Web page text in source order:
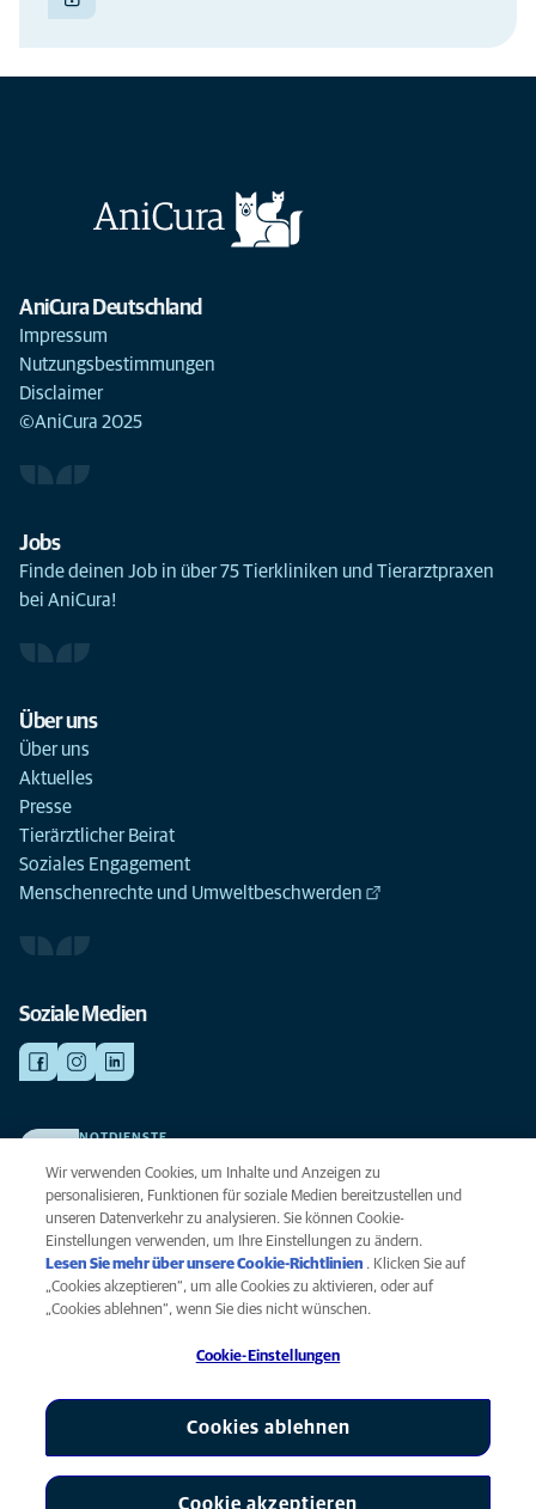
AniCura Deutschland
Impressum
Nutzungsbestimmungen
Disclaimer
©AniCura 2025
Jobs
Finde deinen Job in über 75 Tierkliniken und Tierarztpraxen
bei AniCura!
Über uns
Über uns
Aktuelles
Presse
Tierärztlicher Beirat
Soziales Engagement
Menschenrechte und Umweltbeschwerden
Soziale Medien
NOTDIENSTE
beste Versorgung verdient.
Datenschutz
Legal
Hinweis zu Cookies
AniCura ist eine Tochtergesellschaft von Mars, Inc © 2026
Wir verwenden Cookies, um Inhalte und Anzeigen zu
personalisieren, Funktionen für soziale Medien bereitzustellen und
unseren Datenverkehr zu analysieren. Sie können Cookie-
Einstellungen verwenden, um Ihre Einstellungen zu ändern.
Lesen Sie mehr über unsere Cookie-Richtlinien (opens in a new
tab)
. Klicken Sie auf
„Cookies akzeptieren“, um alle Cookies zu aktivieren, oder auf
„Cookies ablehnen“, wenn Sie dies nicht wünschen.
Cookie-Einstellungen
Cookies ablehnen
Cookie akzeptieren